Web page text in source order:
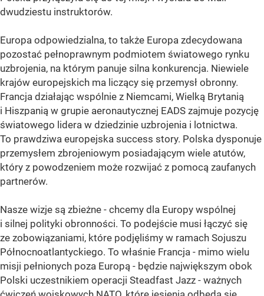
dwudziestu instruktorów.
Europa odpowiedzialna, to także Europa zdecydowana
pozostać pełnoprawnym podmiotem światowego rynku
uzbrojenia, na którym panuje silna konkurencja. Niewiele
krajów europejskich ma liczący się przemysł obronny.
Francja działając wspólnie z Niemcami, Wielką Brytanią
i Hiszpanią w grupie aeronautycznej EADS zajmuje pozycję
światowego lidera w dziedzinie uzbrojenia i lotnictwa.
To prawdziwa europejska success story. Polska dysponuje
przemysłem zbrojeniowym posiadającym wiele atutów,
który z powodzeniem może rozwijać z pomocą zaufanych
partnerów.
Nasze wizje są zbieżne - chcemy dla Europy wspólnej
i silnej polityki obronności. To podejście musi łączyć się
ze zobowiązaniami, które podjęliśmy w ramach Sojuszu
Północnoatlantyckiego. To właśnie Francja - mimo wielu
misji pełnionych poza Europą - będzie największym obok
Polski uczestnikiem operacji Steadfast Jazz - ważnych